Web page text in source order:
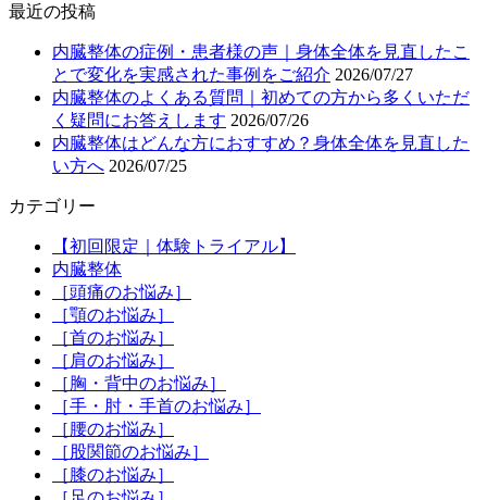
最近の投稿
内臓整体の症例・患者様の声｜身体全体を見直したこ
とで変化を実感された事例をご紹介 2026/07/27
内臓整体のよくある質問｜初めての方から多くいただ
く疑問にお答えします 2026/07/26
内臓整体はどんな方におすすめ？身体全体を見直した
い方へ 2026/07/25
カテゴリー
【初回限定｜体験トライアル】
内臓整体
［頭痛のお悩み］
［顎のお悩み］
［首のお悩み］
［肩のお悩み］
［胸・背中のお悩み］
［手・肘・手首のお悩み］
［腰のお悩み］
［股関節のお悩み］
［膝のお悩み］